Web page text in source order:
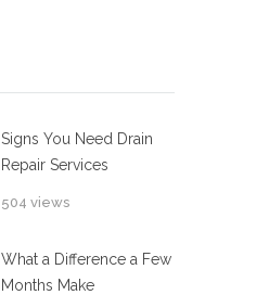
Signs You Need Drain
Repair Services
504 views
What a Difference a Few
Months Make